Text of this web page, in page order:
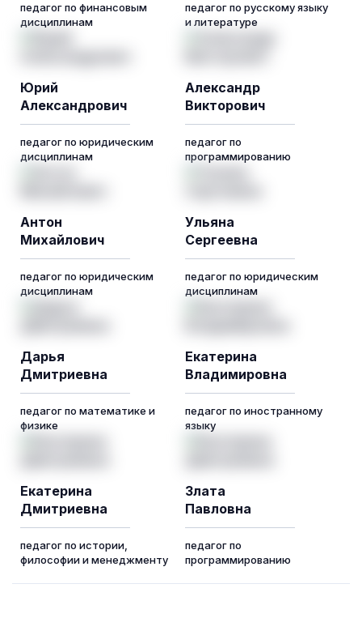
педагог по финансовым
дисциплинам
педагог по русскому языку
и литературе
Юрий
Александрович
педагог по юридическим
дисциплинам
Александр
Викторович
педагог по
программированию
Антон
Михайлович
педагог по юридическим
дисциплинам
Ульяна
Сергеевна
педагог по юридическим
дисциплинам
Дарья
Дмитриевна
педагог по математике и
физике
Екатерина
Владимировна
педагог по иностранному
языку
Екатерина
Дмитриевна
педагог по истории,
философии и менеджменту
Злата
Павловна
педагог по
программированию